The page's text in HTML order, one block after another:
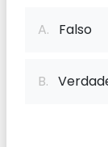
A. Falso
B.